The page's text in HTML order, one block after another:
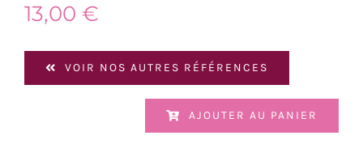
13,00 €
VOIR NOS AUTRES RÉFÉRENCES
AJOUTER AU PANIER